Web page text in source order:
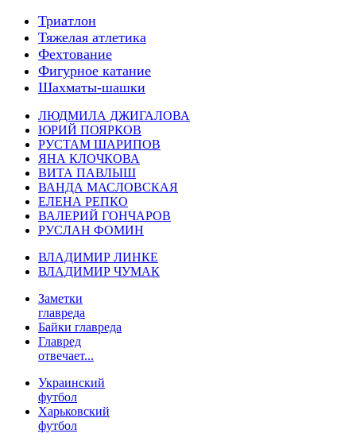
Триатлон
Тяжелая атлетика
Фехтование
Фигурное катание
Шахматы-шашки
ЛЮДМИЛА ДЖИГАЛОВА
ЮРИЙ ПОЯРКОВ
РУСТАМ ШАРИПОВ
ЯНА КЛОЧКОВА
ВИТА ПАВЛЫШ
ВАНДА МАСЛОВСКАЯ
ЕЛЕНА РЕПКО
ВАЛЕРИЙ ГОНЧАРОВ
РУСЛАН ФОМИН
ВЛАДИМИР ЛИНКЕ
ВЛАДИМИР ЧУМАК
Заметки
главреда
Байки главреда
Главред
отвечает...
Украинский
футбол
Харьковский
футбол